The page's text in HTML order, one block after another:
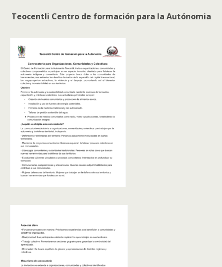
Teocentli Centro de formación para la Autónomia